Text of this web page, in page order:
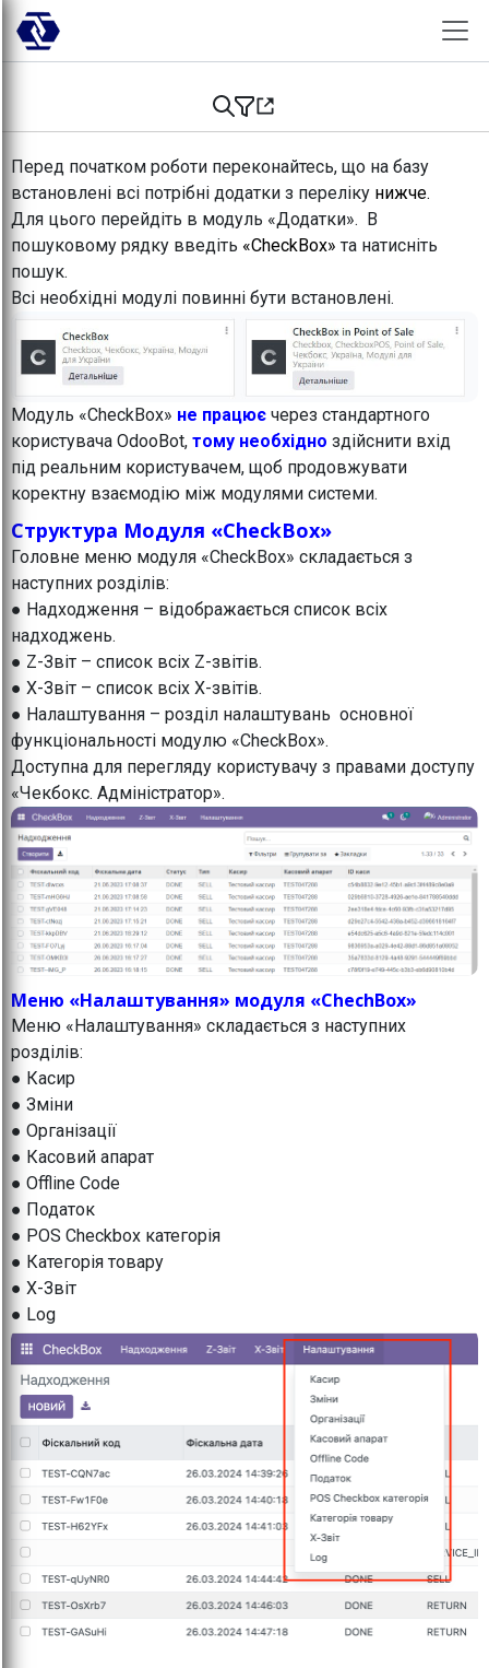
Skip to Content
Перед початком роботи переконайтесь, що на базу
встановлені всі потрібні додатки з переліку нижче.
Для цього перейдіть в модуль «Додатки». В
пошуковому рядку введіть «CheckBox» та натисніть
пошук.
Всі необхідні модулі повинні бути встановлені.
Модуль «CheckBox» не працює через стандартного
користувача OdooBot, тому необхідно здійснити вхід
під реальним користувачем, щоб продовжувати
коректну взаємодію між модулями системи.
Структура Модуля «CheckBox»
Головне меню модуля «CheckBox» складається з
наступних розділів:
● Надходження – відображається список всіх
надходжень.
● Z-Звіт – список всіх Z-звітів.
● X-Звіт – список всіх X-звітів.
● Налаштування – розділ налаштувань основної
функціональності модулю «CheckBox».
Доступна для перегляду користувачу з правами доступу
«Чекбокс. Адміністратор».
Меню «Налаштування» модуля «ChechBox»
Меню «Налаштування» складається з наступних
розділів:
● Касир
● Зміни
● Організації
● Касовий апарат
● Offline Code
● Податок
● POS Checkbox категорія
● Категорія товару
● X-Звіт
● Log